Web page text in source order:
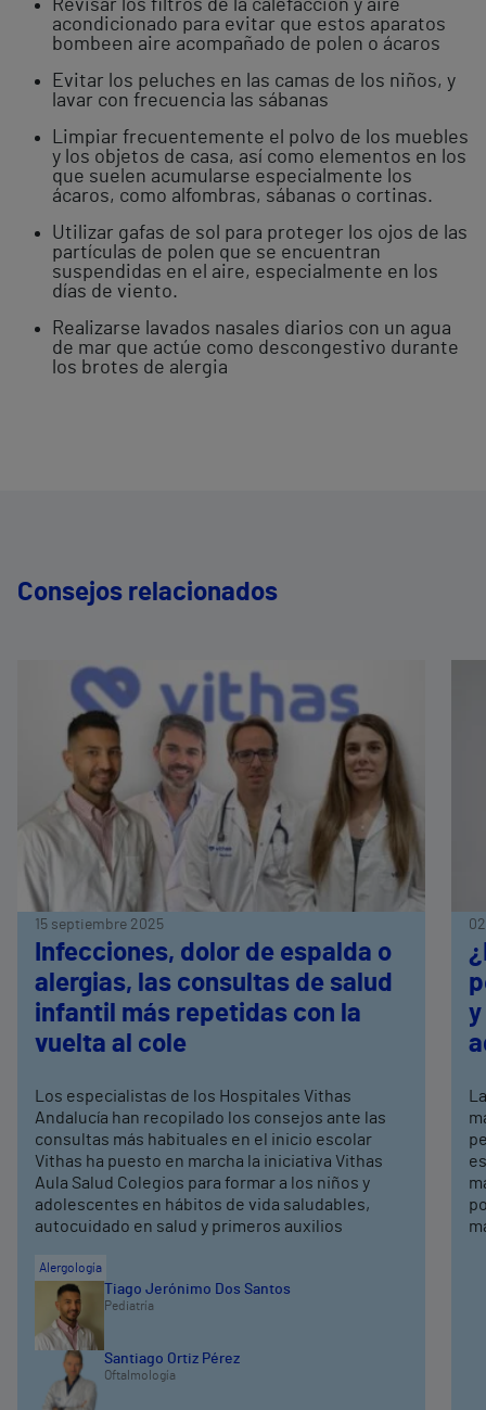
Revisar los filtros de la calefacción y aire
acondicionado para evitar que estos aparatos
bombeen aire acompañado de polen o ácaros
Evitar los peluches en las camas de los niños, y
lavar con frecuencia las sábanas
Limpiar frecuentemente el polvo de los muebles
y los objetos de casa, así como elementos en los
que suelen acumularse especialmente los
ácaros, como alfombras, sábanas o cortinas.
Utilizar gafas de sol para proteger los ojos de las
partículas de polen que se encuentran
suspendidas en el aire, especialmente en los
días de viento.
Realizarse lavados nasales diarios con un agua
de mar que actúe como descongestivo durante
los brotes de alergia
Consejos relacionados
15 septiembre 2025
Infecciones, dolor de espalda o
alergias, las consultas de salud
infantil más repetidas con la
vuelta al cole
Los especialistas de los Hospitales Vithas
Andalucía han recopilado los consejos ante las
consultas más habituales en el inicio escolar
Vithas ha puesto en marcha la iniciativa Vithas
Aula Salud Colegios para formar a los niños y
adolescentes en hábitos de vida saludables,
autocuidado en salud y primeros auxilios
Alergología
Tiago Jerónimo Dos Santos
Pediatría
Santiago Ortiz Pérez
Oftalmología
y